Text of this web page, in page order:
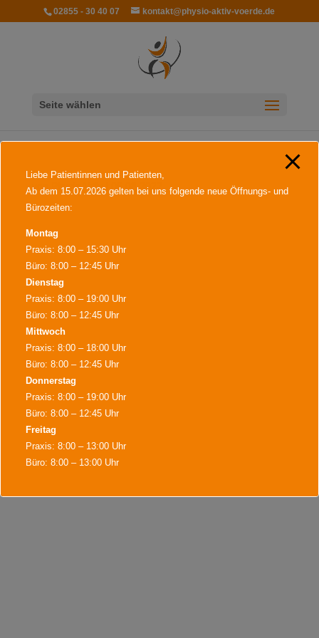
02855 - 30 40 07 kontakt@physio-aktiv-voerde.de
Seite wählen
von PhysioAktiv| 05.08.2022
modal-check
Liebe Patientinnen und Patienten,
Ab dem 15.07.2026 gelten bei uns folgende neue Öffnungs- und
Bürozeiten:
Montag
Praxis: 8:00 – 15:30 Uhr
Büro: 8:00 – 12:45 Uhr
Dienstag
Praxis: 8:00 – 19:00 Uhr
Büro: 8:00 – 12:45 Uhr
Mittwoch
Praxis: 8:00 – 18:00 Uhr
Büro: 8:00 – 12:45 Uhr
Donnerstag
Praxis: 8:00 – 19:00 Uhr
Büro: 8:00 – 12:45 Uhr
Freitag
Praxis: 8:00 – 13:00 Uhr
Büro: 8:00 – 13:00 Uhr